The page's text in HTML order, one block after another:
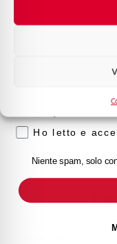
Sistema di
Siamo al fianco di
Promozioni e
Formazione
Voglio
Ho letto e
Niente spam, solo